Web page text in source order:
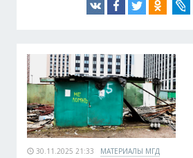
30.11.2025 21:33 МАТЕРИАЛЫ МГД